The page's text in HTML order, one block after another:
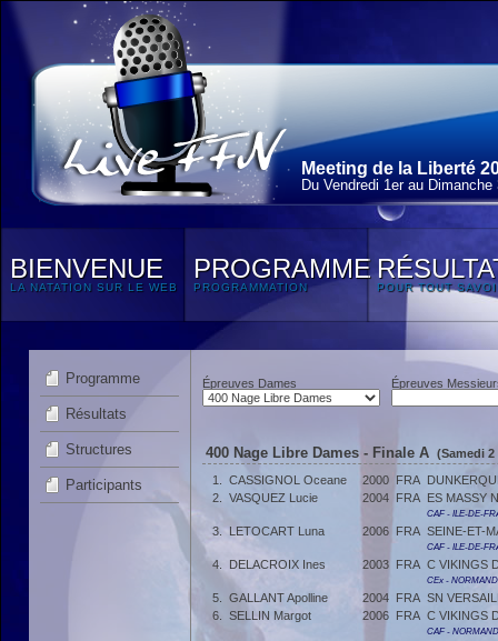
Meeting de la Liberté
Du Vendredi 1erau Dimanche
BIENVENUE
LA NATATION SUR LE WEB
PROGRAMME
PROGRAMMATION POUR TOUT
Programme
Résultats
Structures
Participants
Épreuves Dames Épreuves
400 Nage Libre Dames - Finale A (Samedi 2
1.
CASSIGNOL Oceane 2000 FRA
2.
VASQUEZ Lucie 2004 FRA ES MASSY
CAF - ILE-DE-
3. LETOCART Luna 2006 FRA SEINE-ET-
CAF - ILE-DE-
4. DELACROIX Ines 2003 FRA C VIKINGS
CEx -
5. GALLANT Apolline 2004 FRA SN
6.
SELLIN Margot 2006 FRA C VIKINGS
CAF -